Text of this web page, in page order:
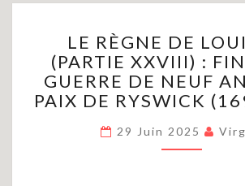
RÈGNE
DE
LOUIS
XIV
(PARTIE
XXVIII)
:
LE RÈGNE DE
(PARTIE XXVIII) :
GUERRE DE NEUF
PAIX DE RYSWICK
29 Juin 2025